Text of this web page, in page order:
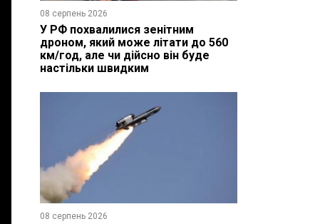
08 серпень 2026
У РФ похвалилися зенітним
дроном, який може літати до 560
км/год, але чи дійсно він буде
настільки швидким
08 серпень 2026